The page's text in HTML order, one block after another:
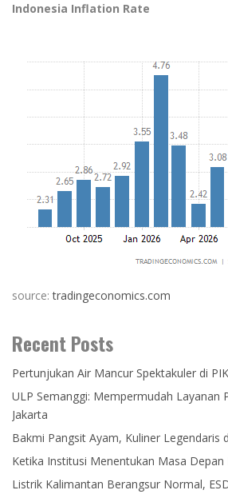
Indonesia Inflation Rate
source:tradingeconomics.com
Recent Posts
Pertunjukan Air Mancur Spektakuler di
ULP Semanggi: Mempermudah Layanan
Jakarta
Bakmi Pangsit Ayam, Kuliner Legendaris
Ketika Institusi Menentukan Masa Depan
Listrik Kalimantan Berangsur Normal,